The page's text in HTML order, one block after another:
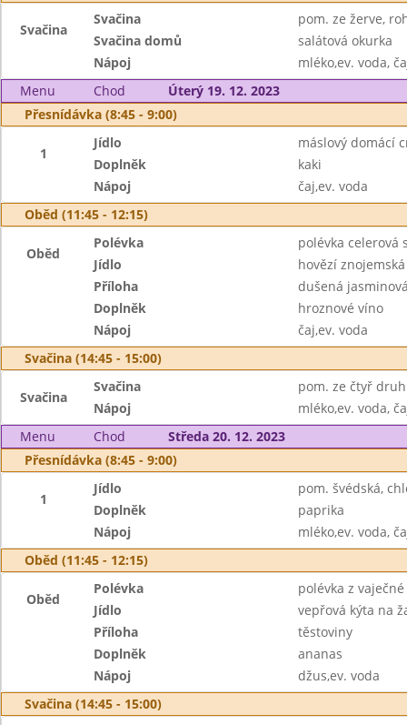
Svačina
Svačina
pom. ze žerve,
Svačina domů
salátová okurka
Nápoj
mléko,ev. voda,
Menu
Chod
Úterý 19. 12. 2023
Přesnídávka (8:45 - 9:00)
1
Jídlo
máslový domácí
Doplněk
kaki
Nápoj
čaj,ev. voda
Oběd (11:45 - 12:15)
Oběd
Polévka
polévka celerová
Jídlo
hovězí znojemská
Příloha
dušená
Doplněk
hroznové víno
Nápoj
čaj,ev. voda
Svačina (14:45 - 15:00)
Svačina
Svačina
pom. ze čtyř
Nápoj
mléko,ev. voda,
Menu
Chod
Středa 20. 12. 2023
Přesnídávka (8:45 - 9:00)
1
Jídlo
pom. švédská,
Doplněk
paprika
Nápoj
mléko,ev. voda,
Oběd (11:45 - 12:15)
Oběd
Polévka
polévka z
Jídlo
vepřová kýta na
Příloha
těstoviny
Doplněk
ananas
Nápoj
džus,ev. voda
Svačina (14:45 - 15:00)